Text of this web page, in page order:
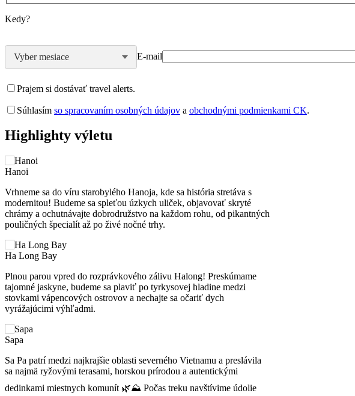
Kedy?
Vyber mesiace E-mail
Prajem si dostávať travel alerts.
Súhlasím so spracovaním osobných údajov a obchodnými podmienkami CK.
Highlighty výletu
Hanoi
Vrhneme sa do víru starobylého Hanoja, kde sa história stretáva s
modernitou! Budeme sa spleťou úzkych uliček, objavovať skryté
chrámy a ochutnávajte dobrodružstvo na každom rohu, od pikantných
pouličných špecialít až po živé nočné trhy.
Ha Long Bay
Plnou parou vpred do rozprávkového zálivu Halong! Preskúmame
tajomné jaskyne, budeme sa plaviť po tyrkysovej hladine medzi
stovkami vápencových ostrovov a nechajte sa očariť dych
vyrážajúcimi výhľadmi.
Sapa
Sa Pa patrí medzi najkrajšie oblasti severného Vietnamu a preslávila
sa najmä ryžovými terasami, horskou prírodou a autentickými
dedinkami miestnych komunít 🌿⛰️ Počas treku navštívime údolie